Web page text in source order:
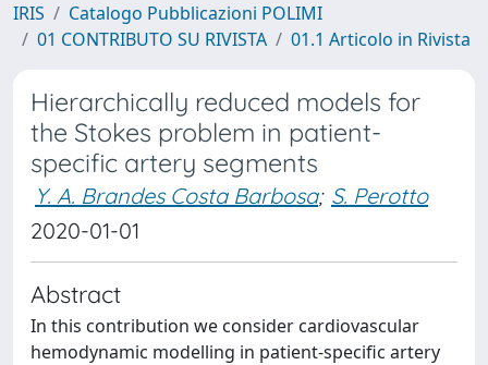
IRIS
Catalogo Pubblicazioni POLIMI
01 CONTRIBUTO SU RIVISTA
01.1 Articolo in Rivista
Hierarchically reduced models for
the Stokes problem in patient-
specific artery segments
Y. A. Brandes Costa Barbosa; S. Perotto
2020-01-01
Abstract
In this contribution we consider cardiovascular
hemodynamic modelling in patient-specific artery